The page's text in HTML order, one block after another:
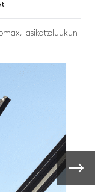
lasikattoluukun